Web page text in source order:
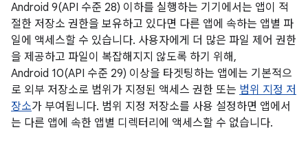
Android 9(API 수준 28) 이하를 실행하는 기기에서는 앱이 적
절한 저장소 권한을 보유하고 있다면 다른 앱에 속하는 앱별 파
일에 액세스할 수 있습니다. 사용자에게 더 많은 파일 제어 권한
을 제공하고 파일이 복잡해지지 않도록 하기 위해,
Android 10(API 수준 29) 이상을 타겟팅하는 앱에는 기본적으
로 외부 저장소로 범위가 지정된 액세스 권한 또는 범위 지정 저
장소가 부여됩니다. 범위 지정 저장소를 사용 설정하면 앱에서
는 다른 앱에 속한 앱별 디렉터리에 액세스할 수 없습니다.